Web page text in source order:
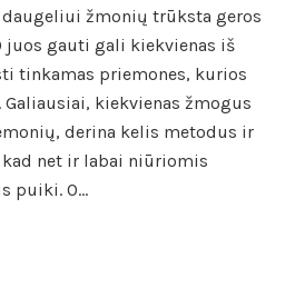
žmonių trūksta geros
juos gauti gali kiekvienas iš
tinkamas priemones, kurios
kiekvienas žmogus
derina kelis metodus ir
net ir labai niūriomis
puiki. O…